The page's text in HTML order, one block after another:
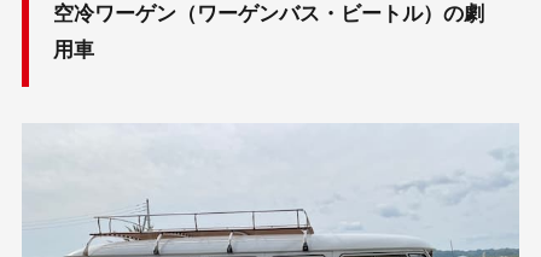
空冷ワーゲン（ワーゲンバス・ビートル）の劇
用車